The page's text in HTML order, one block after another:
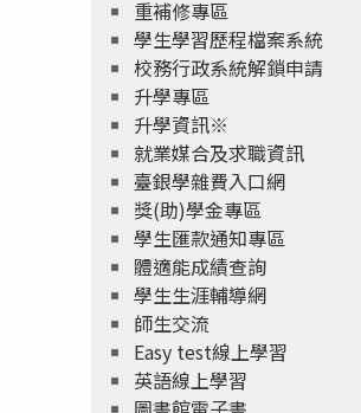
重補修專區
學生學習歷程檔案系統
校務行政系統解鎖申請
升學專區
升學資訊※
就業媒合及求職資訊
臺銀學雜費入口網
獎(助)學金專區
學生匯款通知專區
體適能成績查詢
學生生涯輔導網
師生交流
Easy test線上學習
英語線上學習